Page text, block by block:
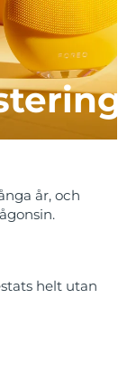
år, och
helt utan